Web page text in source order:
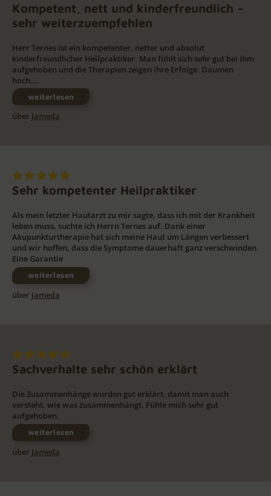
Kompetent, nett und kinderfreundlich –
sehr weiterzuempfehlen
Herr Ternes ist ein kompetenter, netter und absolut
kinderfreundlicher Heilpraktiker. Man fühlt sich sehr gut bei ihm
aufgehoben und die Therapien zeigen ihre Erfolge. Daumen
hoch….
weiterlesen
über Jameda
Sehr kompetenter Heilpraktiker
Als mein letzter Hautarzt zu mir sagte, dass ich mit der Krankheit
leben muss, suchte ich Herrn Ternes auf. Dank einer
Akupunkturtherapie hat sich meine Haut um Längen verbessert
und wir hoffen, dass die Symptome dauerhaft ganz verschwinden.
Eine Garantie
weiterlesen
über Jameda
Sachverhalte sehr schön erklärt
Die Zusammenhänge wurden gut erklärt, damit man auch
versteht, wie was zusammenhängt. Fühle mich sehr gut
aufgehoben.
weiterlesen
über Jameda